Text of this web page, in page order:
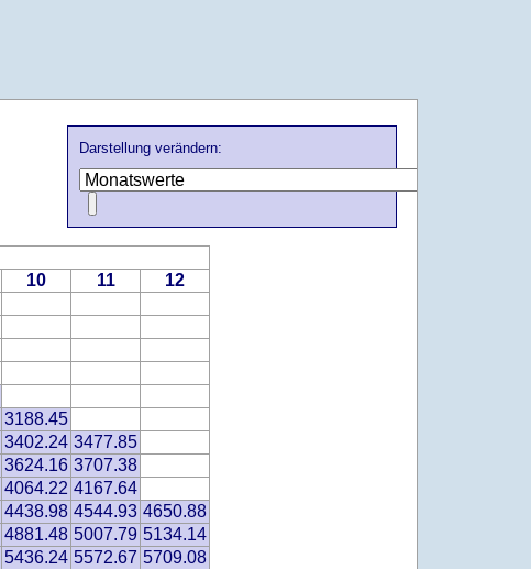
Darstellung verändern:
10 11
12
3188.45
3402.24 3477.85
3624.16 3707.38
4064.22 4167.64
4438.98 4544.93 4650.88
4881.48 5007.79 5134.14
5436.24 5572.67 5709.08